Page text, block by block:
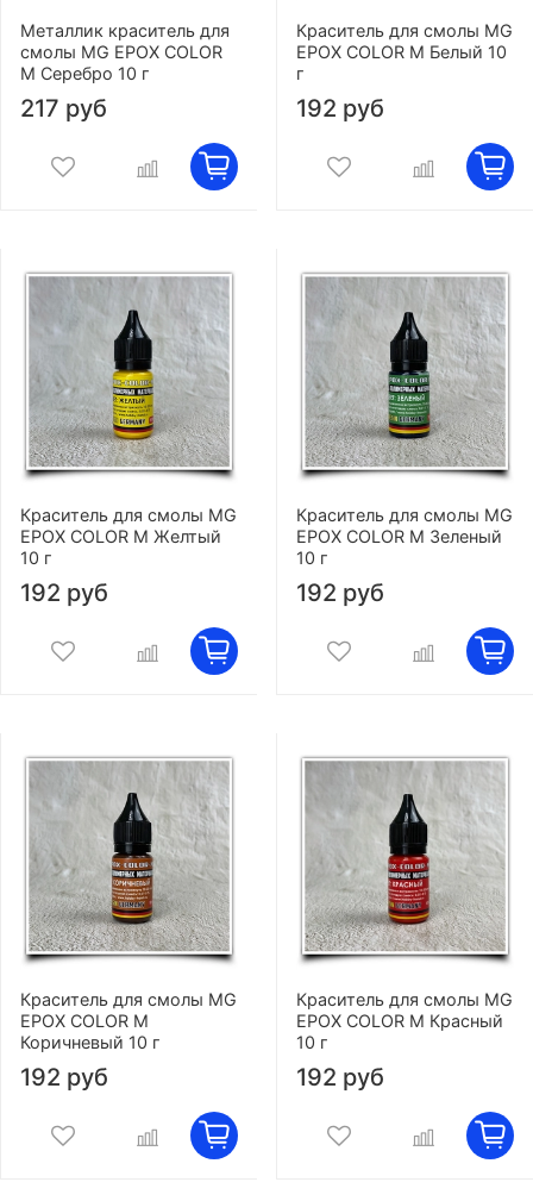
Металлик краситель для
смолы MG EPOX COLOR
M Серебро 10 г
217 руб
Краситель для смолы MG
EPOX COLOR M Белый 10
г
192 руб
Краситель для смолы MG
EPOX COLOR M Желтый
10 г
192 руб
Краситель для смолы MG
EPOX COLOR M Зеленый
10 г
192 руб
Краситель для смолы MG
EPOX COLOR M
Коричневый 10 г
192 руб
Краситель для смолы MG
EPOX COLOR M Красный
10 г
192 руб